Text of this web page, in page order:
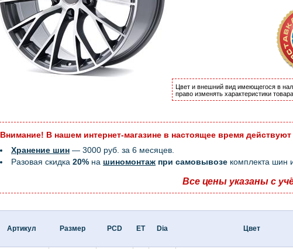
Цвет и внешний вид имеющегося в
право изменять характеристики
Внимание! В нашем интернет-магазине в настоящее время действуют
Хранение шин — 3000 руб. за 6 месяцев.
Разовая скидка 20% на шиномонтаж при самовывозе комплекта шин
Все цены указаны с
Артикул Размер PCD ET Dia Цвет